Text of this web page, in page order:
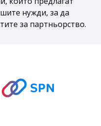
нужди, за да
за партньорство.